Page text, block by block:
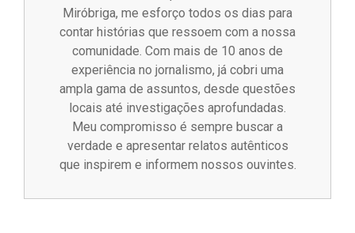
Miróbriga, me esforço todos os dias para
contar histórias que ressoem com a nossa
comunidade. Com mais de 10 anos de
experiência no jornalismo, já cobri uma
ampla gama de assuntos, desde questões
locais até investigações aprofundadas.
Meu compromisso é sempre buscar a
verdade e apresentar relatos autênticos
que inspirem e informem nossos ouvintes.